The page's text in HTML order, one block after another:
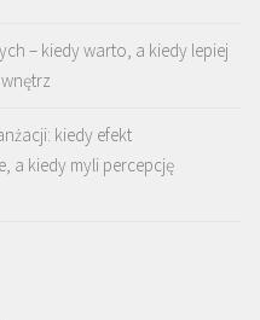
– kiedy warto, a kiedy lepiej
kiedy efekt
a kiedy myli percepcję